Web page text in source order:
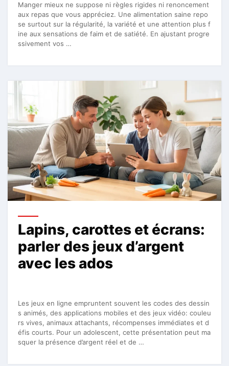
Manger mieux ne suppose ni règles rigides ni renoncement
aux repas que vous appréciez. Une alimentation saine repo
se surtout sur la régularité, la variété et une attention plus f
ine aux sensations de faim et de satiété. En ajustant progre
ssivement vos …
Lapins, carottes et écrans:
parler des jeux d’argent
avec les ados
Les jeux en ligne empruntent souvent les codes des dessin
s animés, des applications mobiles et des jeux vidéo: couleu
rs vives, animaux attachants, récompenses immédiates et d
éfis courts. Pour un adolescent, cette présentation peut ma
squer la présence d’argent réel et de …